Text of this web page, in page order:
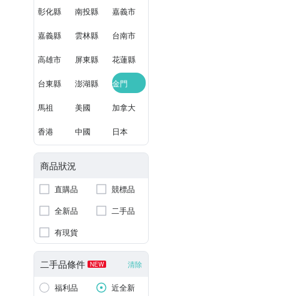
彰化縣 南投縣 嘉義市
嘉義縣 雲林縣 台南市
高雄市 屏東縣 花蓮縣
台東縣 澎湖縣 金門
馬祖 美國 加拿大
香港 中國 日本
商品狀況
直購品
競標品
全新品
二手品
有現貨
二手品條件 NEW 清除
福利品
近全新